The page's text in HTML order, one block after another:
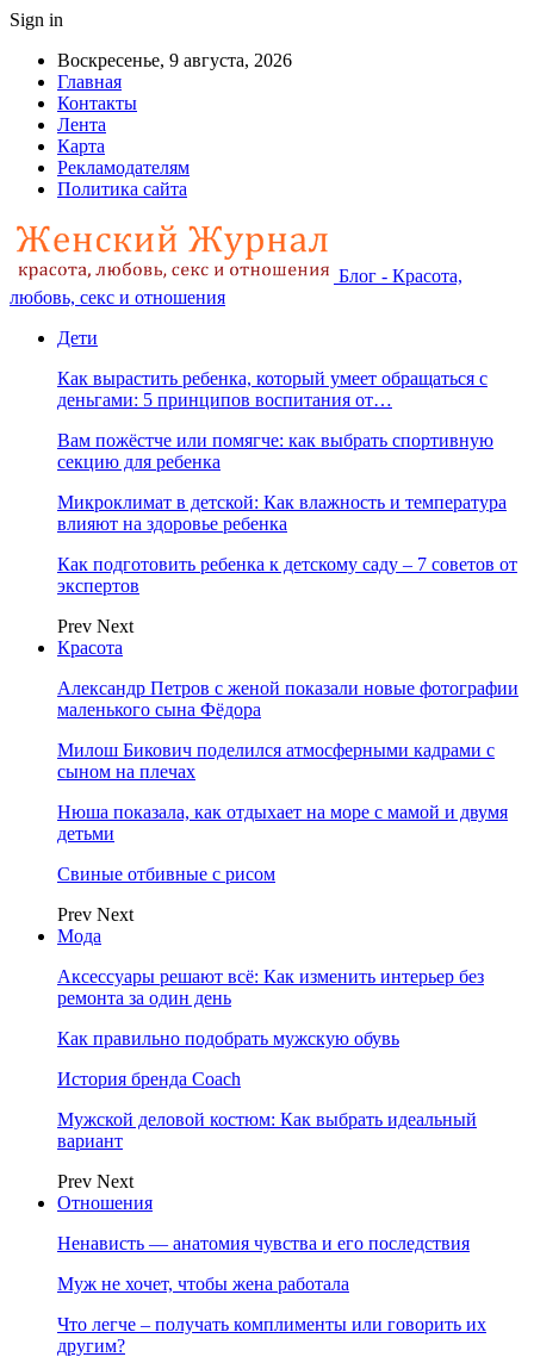
Sign in
Воскресенье, 9 августа, 2026
Главная
Контакты
Лента
Карта
Рекламодателям
Политика сайта
Блог - Красота,
любовь, секс и отношения
Дети
Как вырастить ребенка, который умеет обращаться с
деньгами: 5 принципов воспитания от…
Вам пожёстче или помягче: как выбрать спортивную
секцию для ребенка
Микроклимат в детской: Как влажность и температура
влияют на здоровье ребенка
Как подготовить ребенка к детскому саду – 7 советов от
экспертов
Prev Next
Красота
Александр Петров с женой показали новые фотографии
маленького сына Фёдора
Милош Бикович поделился атмосферными кадрами с
сыном на плечах
Нюша показала, как отдыхает на море с мамой и двумя
детьми
Свиные отбивные с рисом
Prev Next
Мода
Аксессуары решают всё: Как изменить интерьер без
ремонта за один день
Как правильно подобрать мужскую обувь
История бренда Coach
Мужской деловой костюм: Как выбрать идеальный
вариант
Prev Next
Отношения
Ненависть — анатомия чувства и его последствия
Муж не хочет, чтобы жена работала
Что легче – получать комплименты или говорить их
другим?